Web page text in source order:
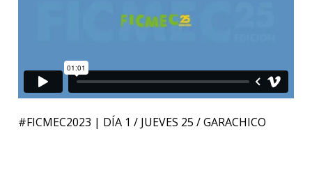
#FICMEC2023 | DÍA 1 / JUEVES 25 / GARACHICO